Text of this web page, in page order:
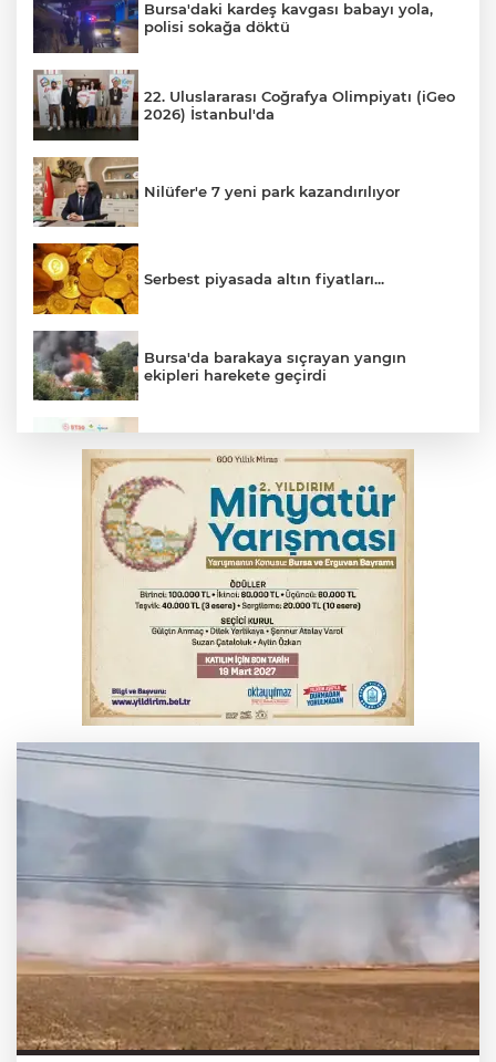
Bursa'daki kardeş kavgası babayı yola,
polisi sokağa döktü
22. Uluslararası Coğrafya Olimpiyatı (iGeo
2026) İstanbul'da
Nilüfer'e 7 yeni park kazandırılıyor
Serbest piyasada altın fiyatları...
Bursa'da barakaya sıçrayan yangın
ekipleri harekete geçirdi
Osmangazi’de iş arayanlara destek
TOFAŞ Basketbol'da sağlık kontrolleri
başladı
Yargıtay’dan primle çalışanlara müjde
Bursa’da bugün hava nasıl olacak?